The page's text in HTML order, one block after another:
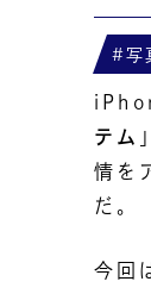
写
テム
情を
だ。
今回